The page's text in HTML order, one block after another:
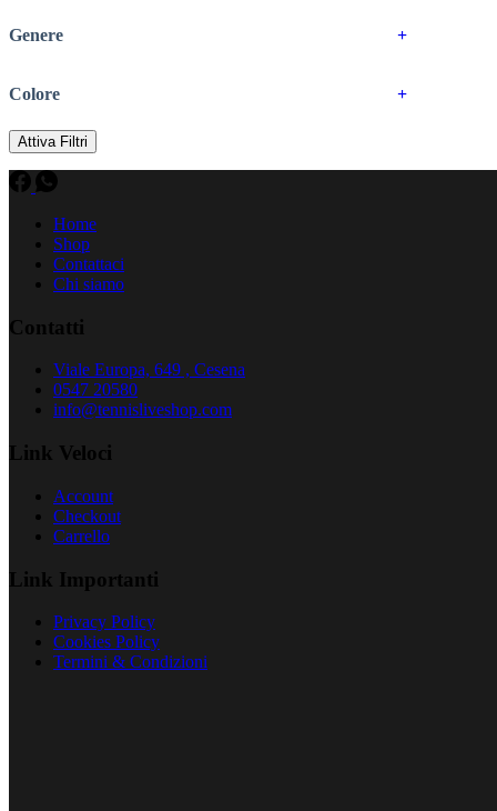
Genere +
Colore +
Attiva Filtri
Home
Shop
Contattaci
Chi siamo
Contatti
Viale Europa, 649 , Cesena
0547 20580
info@tennisliveshop.com
Link Veloci
Account
Checkout
Carrello
Link Importanti
Privacy Policy
Cookies Policy
Termini & Condizioni